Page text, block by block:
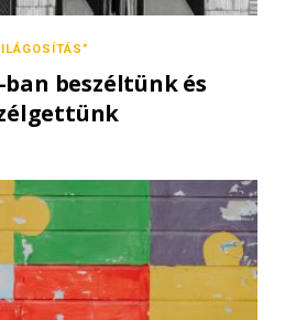
ban beszéltünk és